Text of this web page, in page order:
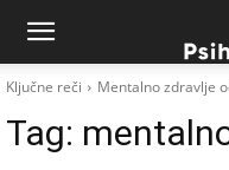
Ključne reči Mentalno zdravlje
Tag: